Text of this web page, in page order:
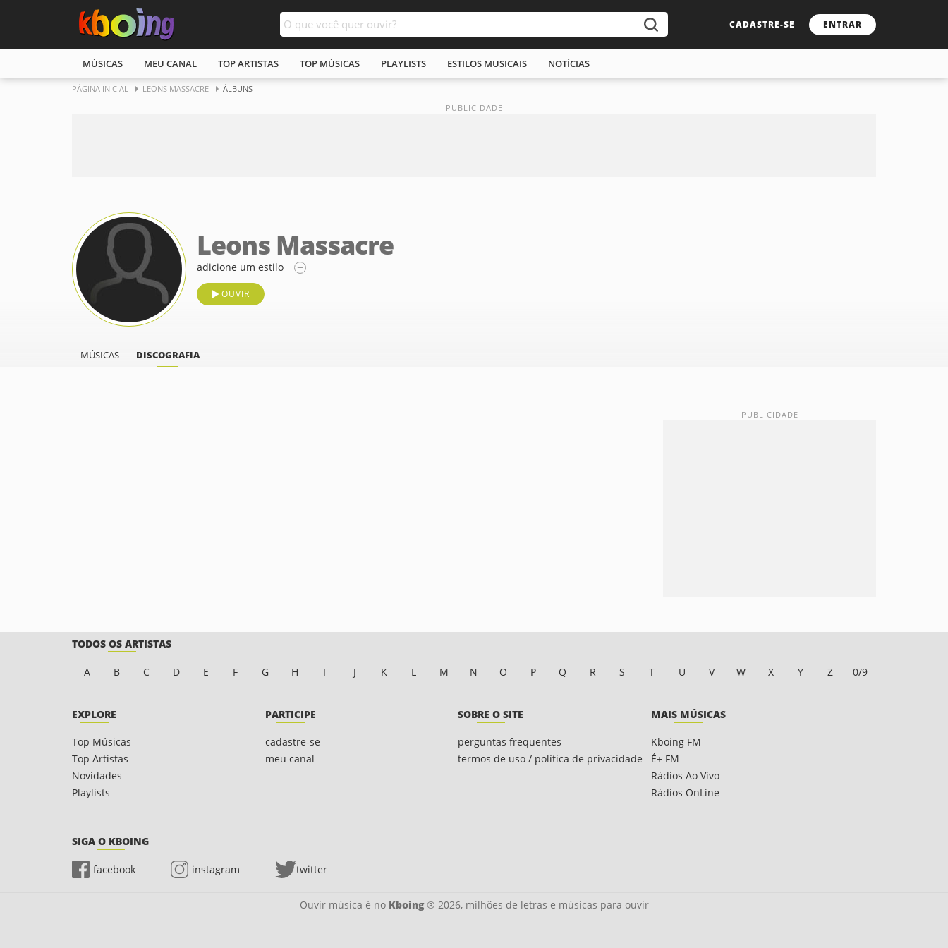
CADASTRE-SE ENTRAR
MÚSICAS MEU CANAL TOP ARTISTAS TOP MÚSICAS PLAYLISTS ESTILOS MUSICAIS NOTÍCIAS
PÁGINA INICIAL LEONS MASSACRE ÁLBUNS
Leons Massacre
adicione um estilo
OUVIR
MÚSICAS DISCOGRAFIA
TODOS OS ARTISTAS
A B C D E F G H I J K L M N O P Q R S T U V W X Y Z 0/9
EXPLORE
Top Músicas
Top Artistas
Novidades
Playlists
PARTICIPE
cadastre-se
meu canal
SOBRE O SITE
perguntas frequentes
termos de uso / política de privacidade
MAIS MÚSICAS
Kboing FM
É+ FM
Rádios Ao Vivo
Rádios OnLine
SIGA O KBOING
facebook instagram twitter
Ouvir música é no Kboing® 2026, milhões de letras e músicas para ouvir